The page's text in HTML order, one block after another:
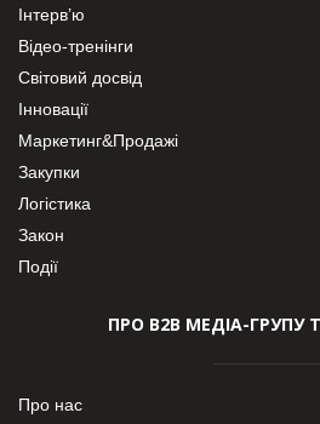
Інтерв’ю
Відео-тренінги
Світовий досвід
Інновації
Маркетинг&Продажі
Закупки
Логістика
Закон
Події
ПРО В2В МЕДІА-ГРУПУ
Про нас